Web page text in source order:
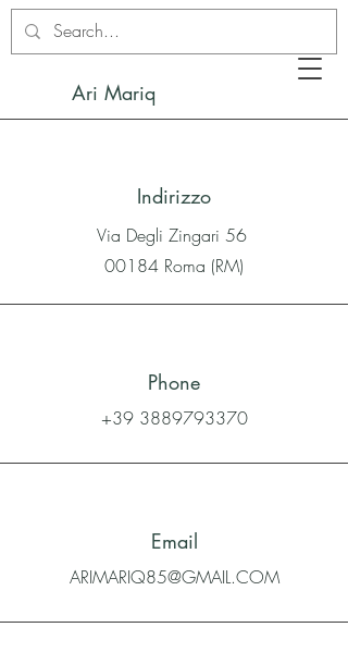
Ari Mariq
Indirizzo
Via Degli Zingari 56
00184 Roma (RM)
Phone
+39 3889793370
Email
ARIMARIQ85@GMAIL.COM